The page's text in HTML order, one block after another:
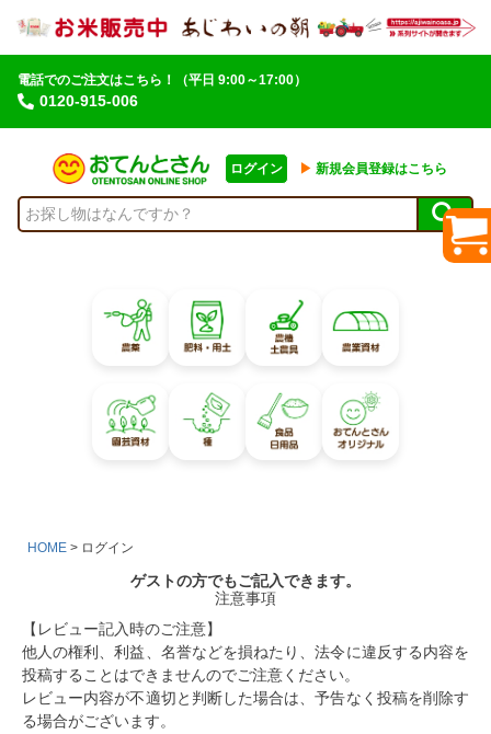
電話でのご注文はこちら！
0120-915-006
（平日 9:00～17:00）
ログイン ▶︎ 新規会員登録はこちら
HOME ログイン
ゲストの方でもご記入できます。
注意事項
【レビュー記入時のご注意】
他人の権利、利益、名誉などを損ねたり、法令に違反する内容を
投稿することはできませんのでご注意ください。
レビュー内容が不適切と判断した場合は、予告なく投稿を削除す
る場合がございます。